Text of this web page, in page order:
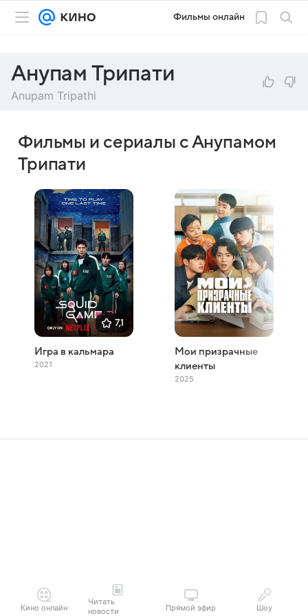
Фильмы онлайн
Анупам Трипати
Anupam Tripathi
Фильмы и сериалы с Анупамом
Трипати
7,1
Игра в кальмара
2021
Мои призрачные
клиенты
2025
Кино онлайн
Читать
новости
Прямой эфир Шоу